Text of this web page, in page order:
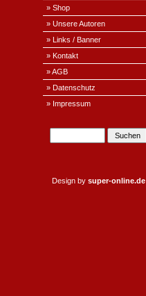
» Shop
» Unsere Autoren
» Links / Banner
» Kontakt
» AGB
» Datenschutz
» Impressum
Design by super-online.de